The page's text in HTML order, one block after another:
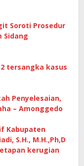
Soroti Prosedur
Sidang
tersangka kasus
Penyelesaian,
– Amonggedo
Kabupaten
S.H., M.H.,Ph,D
kerugian